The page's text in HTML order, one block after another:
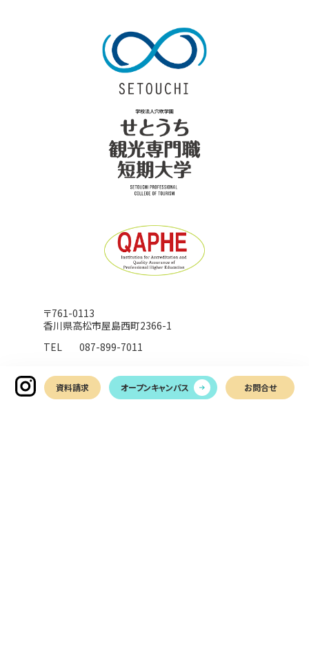
資料請求 オープンキャンパス お問合せ
〒761-0113
香川県高松市屋島西町2366-1
TEL
087-899-7011